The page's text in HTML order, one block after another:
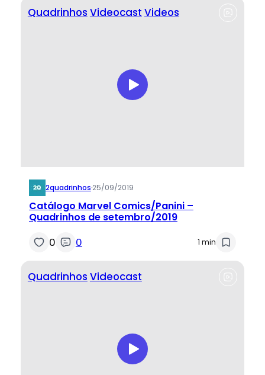
Quadrinhos Videocast Videos
2quadrinhos·25/09/2019
Catálogo Marvel Comics/Panini –
Quadrinhos de setembro/2019
0 0 1 min
Quadrinhos Videocast